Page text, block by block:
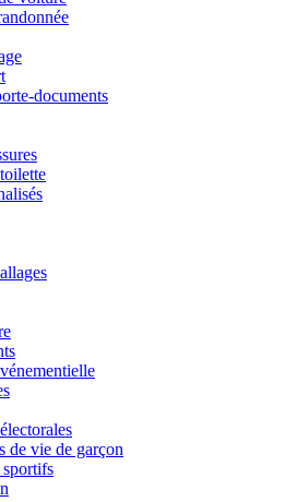
documents
de vie de garçon
sportifs